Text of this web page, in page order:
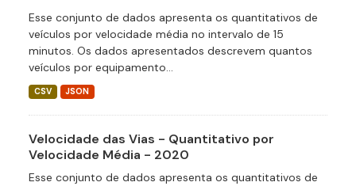
Esse conjunto de dados apresenta os quantitativos de
veículos por velocidade média no intervalo de 15
minutos. Os dados apresentados descrevem quantos
veículos por equipamento...
CSV JSON
Velocidade das Vias - Quantitativo por
Velocidade Média - 2020
Esse conjunto de dados apresenta os quantitativos de